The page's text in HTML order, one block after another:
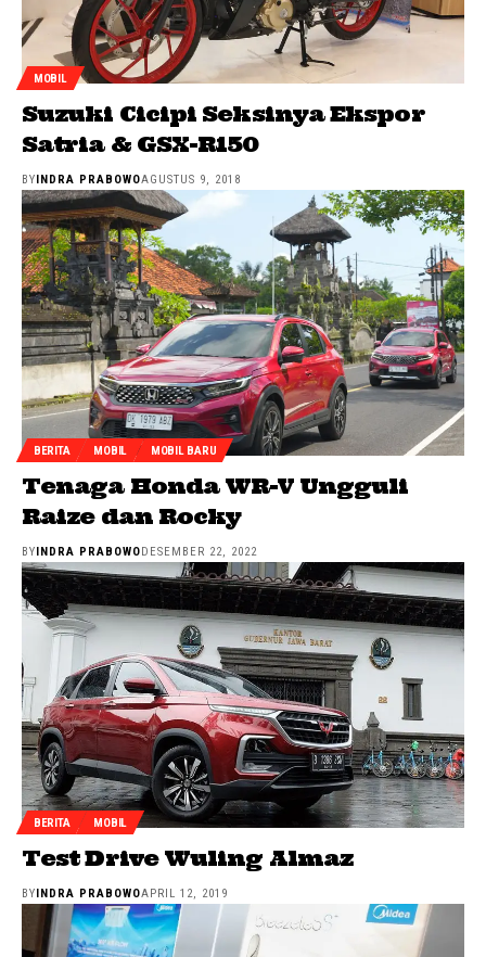
MOBIL
Suzuki Cicipi Seksinya Ekspor
Satria & GSX-R150
BY INDRA PRABOWOAGUSTUS 9, 2018
BERITA MOBIL MOBIL BARU
Tenaga Honda WR-V Ungguli
Raize dan Rocky
BY INDRA PRABOWO DESEMBER 22, 2022
BERITA MOBIL
Test Drive Wuling Almaz
BYINDRA PRABOWOAPRIL 12, 2019